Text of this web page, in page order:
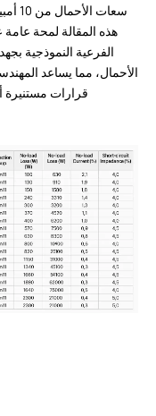
هذه المقالة لمحة
الأحمال، مما يساعد
قرارات مستنيرة